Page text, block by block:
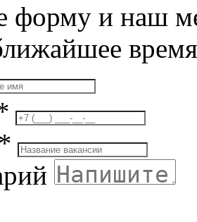
форму и наш
время
*